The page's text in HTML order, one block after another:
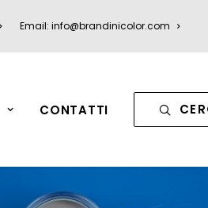
Email: info@brandinicolor.com
CONTATTI